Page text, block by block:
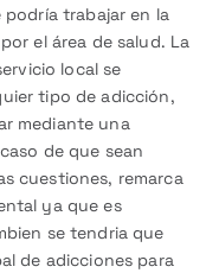
podría trabajar en la
el área de salud. La
local se
tipo de adicción,
mediante una
de que sean
cuestiones, remarca
ya que es
se tendria que
de adicciones para